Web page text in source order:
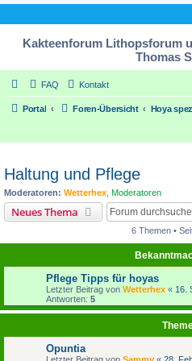
Kakteenforum Lithopsforum
Thomas
FAQ Kontakt
Portal Foren-Übersicht
Haltung und Pflege
Moderatoren: Wetterhex Moderatoren
Neues Thema
6 Themen •
Pflege Tipps für hoyas
Letzter Beitrag von Wetterhex « 16.
Antworten: 5
Opuntia